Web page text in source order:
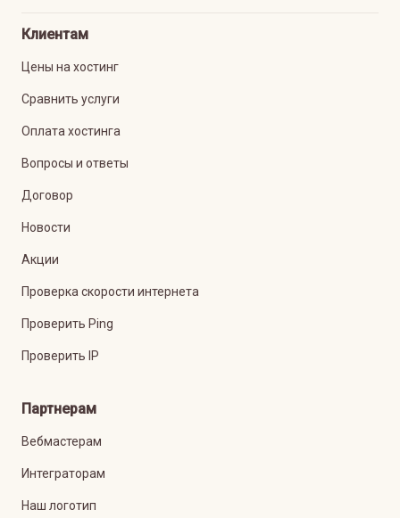
Клиентам
Цены на хостинг
Сравнить услуги
Оплата хостинга
Вопросы и ответы
Договор
Новости
Акции
Проверка скорости интернета
Проверить Ping
Проверить IP
Партнерам
Вебмастерам
Интеграторам
Наш логотип